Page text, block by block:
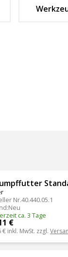
Nr.40.440.05.1
:Neu
ca. 3 Tage
€
€ inkl. MwSt. zzgl.